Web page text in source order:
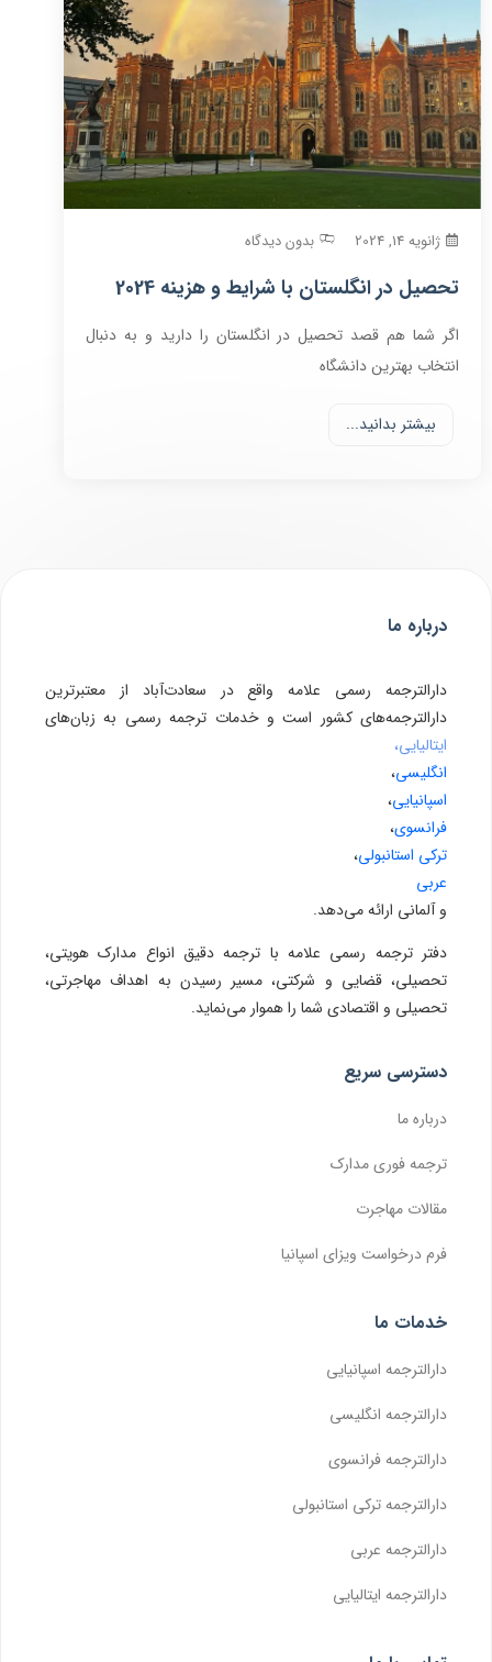
ژانویه 14, 2024 بدون دیدگاه
تحصیل در انگلستان با شرایط و هزینه 2024
اگر شما هم قصد تحصیل در انگلستان را دارید و به دنبال
انتخاب بهترین دانشگاه
بیشتر بدانید...
درباره ما
دارالترجمه رسمی علامه واقع در سعادت‌آباد از معتبرترین
دارالترجمه‌های کشور است و خدمات ترجمه رسمی به زبان‌های
ایتالیایی،
انگلیسی،
اسپانیایی،
فرانسوی،
ترکی استانبولی،
عربی
و آلمانی ارائه می‌دهد.
دفتر ترجمه رسمی علامه با ترجمه دقیق انواع مدارک هویتی،
تحصیلی، قضایی و شرکتی، مسیر رسیدن به اهداف مهاجرتی،
تحصیلی و اقتصادی شما را هموار می‌نماید.
دسترسی سریع
درباره ما
ترجمه فوری مدارک
مقالات مهاجرت
فرم درخواست ویزای اسپانیا
خدمات ما
دارالترجمه اسپانیایی
دارالترجمه انگلیسی
دارالترجمه فرانسوی
دارالترجمه ترکی استانبولی
دارالترجمه عربی
دارالترجمه ایتالیایی